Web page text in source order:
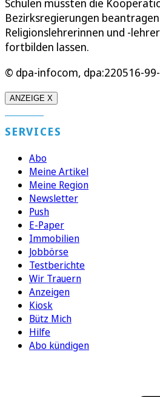
Schulen müssten die
Bezirksregierungen
Religionslehrerinnen und -
fortbilden lassen.
© dpa-infocom, dpa:220516-
ANZEIGE X
SERVICES
Abo
Meine Artikel
Meine Region
Newsletter
Push
E-Paper
Immobilien
Jobbörse
Testberichte
Wir Trauern
Anzeigen
Kiosk
Bütz Mich
Hilfe
Abo kündigen